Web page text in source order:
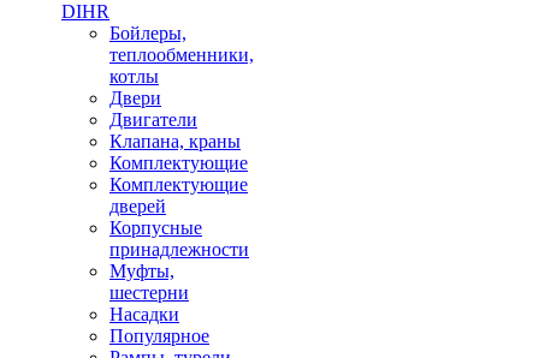
DIHR
Бойлеры,
теплообменники,
котлы
Двери
Двигатели
Клапана, краны
Комплектующие
Комплектующие
дверей
Корпусные
принадлежности
Муфты,
шестерни
Насадки
Популярное